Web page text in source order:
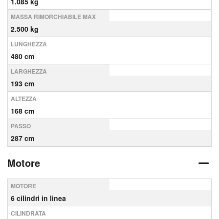
MASSA RIMORCHIABILE MAX
2.500 kg
LUNGHEZZA
480 cm
LARGHEZZA
193 cm
ALTEZZA
168 cm
PASSO
287 cm
Motore
MOTORE
6 cilindri in linea
CILINDRATA